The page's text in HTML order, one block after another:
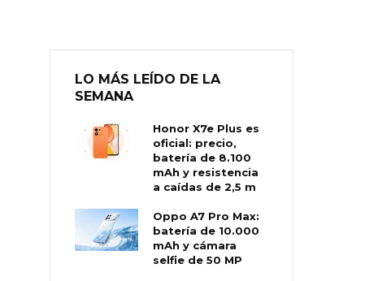
LO MÁS LEÍDO DE LA
SEMANA
Honor X7e Plus es
oficial: precio,
batería de 8.100
mAh y resistencia
a caídas de 2,5 m
Oppo A7 Pro Max:
batería de 10.000
mAh y cámara
selfie de 50 MP